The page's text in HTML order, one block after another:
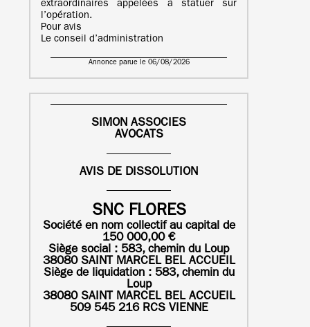
extraordinaires appelées à statuer sur
l’opération.
Pour avis
Le conseil d’administration
Annonce parue le 06/08/2026
SIMON ASSOCIES
AVOCATS
AVIS DE DISSOLUTION
SNC FLORES
Société en nom collectif au capital de
150 000,00 €
Siège social : 583, chemin du Loup
38080 SAINT MARCEL BEL ACCUEIL
Siège de liquidation : 583, chemin du
Loup
38080 SAINT MARCEL BEL ACCUEIL
509 545 216 RCS VIENNE